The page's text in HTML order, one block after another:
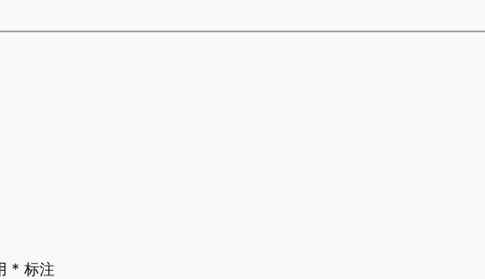
* 标注